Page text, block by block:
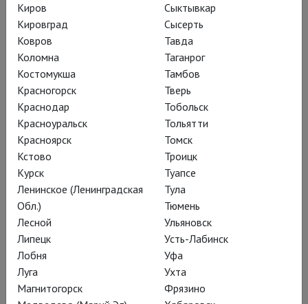
«На излете Средневековья,
размышлял Гойя, художники были
звездами мировой величины. Они
открывали глаза и великим, и
простым смертным, рассказывали
необходимые всем сказки,
прославляли героев и праведников,
учили вечным истинам, показывали
землю, а также ад и рай, были
одновременно летописцами и
пророками, носителями высоких
чувств и важных идей,
выразителями страданий и чаяний
Киров
Кировград
Ковров
Коломна
Костомукша
Красногорск
Краснодар
Красноуральск
Красноярск
Кстово
Курск
Ленинское (Ленинградская
Обл.)
Лесной
Липецк
Лобня
Луга
Магнитогорск
Сыктывкар
Сысерть
Тавда
Таганрог
Тамбов
Тверь
Тобольск
Тольятти
Томск
Троицк
Туапсе
Тула
Тюмень
Ульяновск
Усть-Лабинск
Уфа
Ухта
Фрязино